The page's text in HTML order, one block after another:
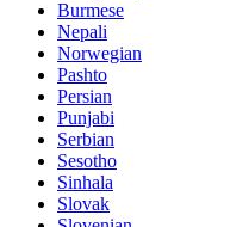
Burmese
Nepali
Norwegian
Pashto
Persian
Punjabi
Serbian
Sesotho
Sinhala
Slovak